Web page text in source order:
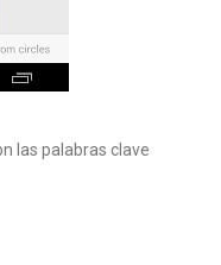
las palabras clave